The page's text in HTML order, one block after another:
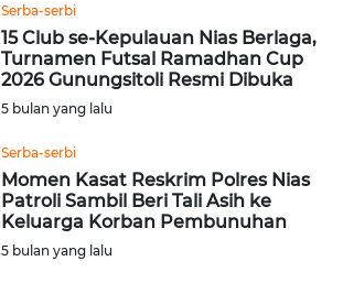
Serba-serbi
15 Club se-Kepulauan Nias Berlaga,
Turnamen Futsal Ramadhan Cup
2026 Gunungsitoli Resmi Dibuka
5 bulan yang lalu
Serba-serbi
Momen Kasat Reskrim Polres Nias
Patroli Sambil Beri Tali Asih ke
Keluarga Korban Pembunuhan
5 bulan yang lalu